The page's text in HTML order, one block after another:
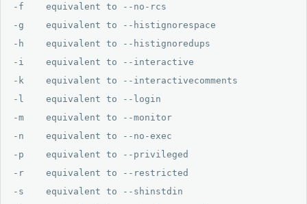
-f    equivalent to --no-rcs
-g    equivalent to --histignorespace
-h    equivalent to --histignoredups
-i    equivalent to --interactive
-k    equivalent to --interactivecomments
-l    equivalent to --login
-m    equivalent to --monitor
-n    equivalent to --no-exec
-p    equivalent to --privileged
-r    equivalent to --restricted
-s    equivalent to --shinstdin